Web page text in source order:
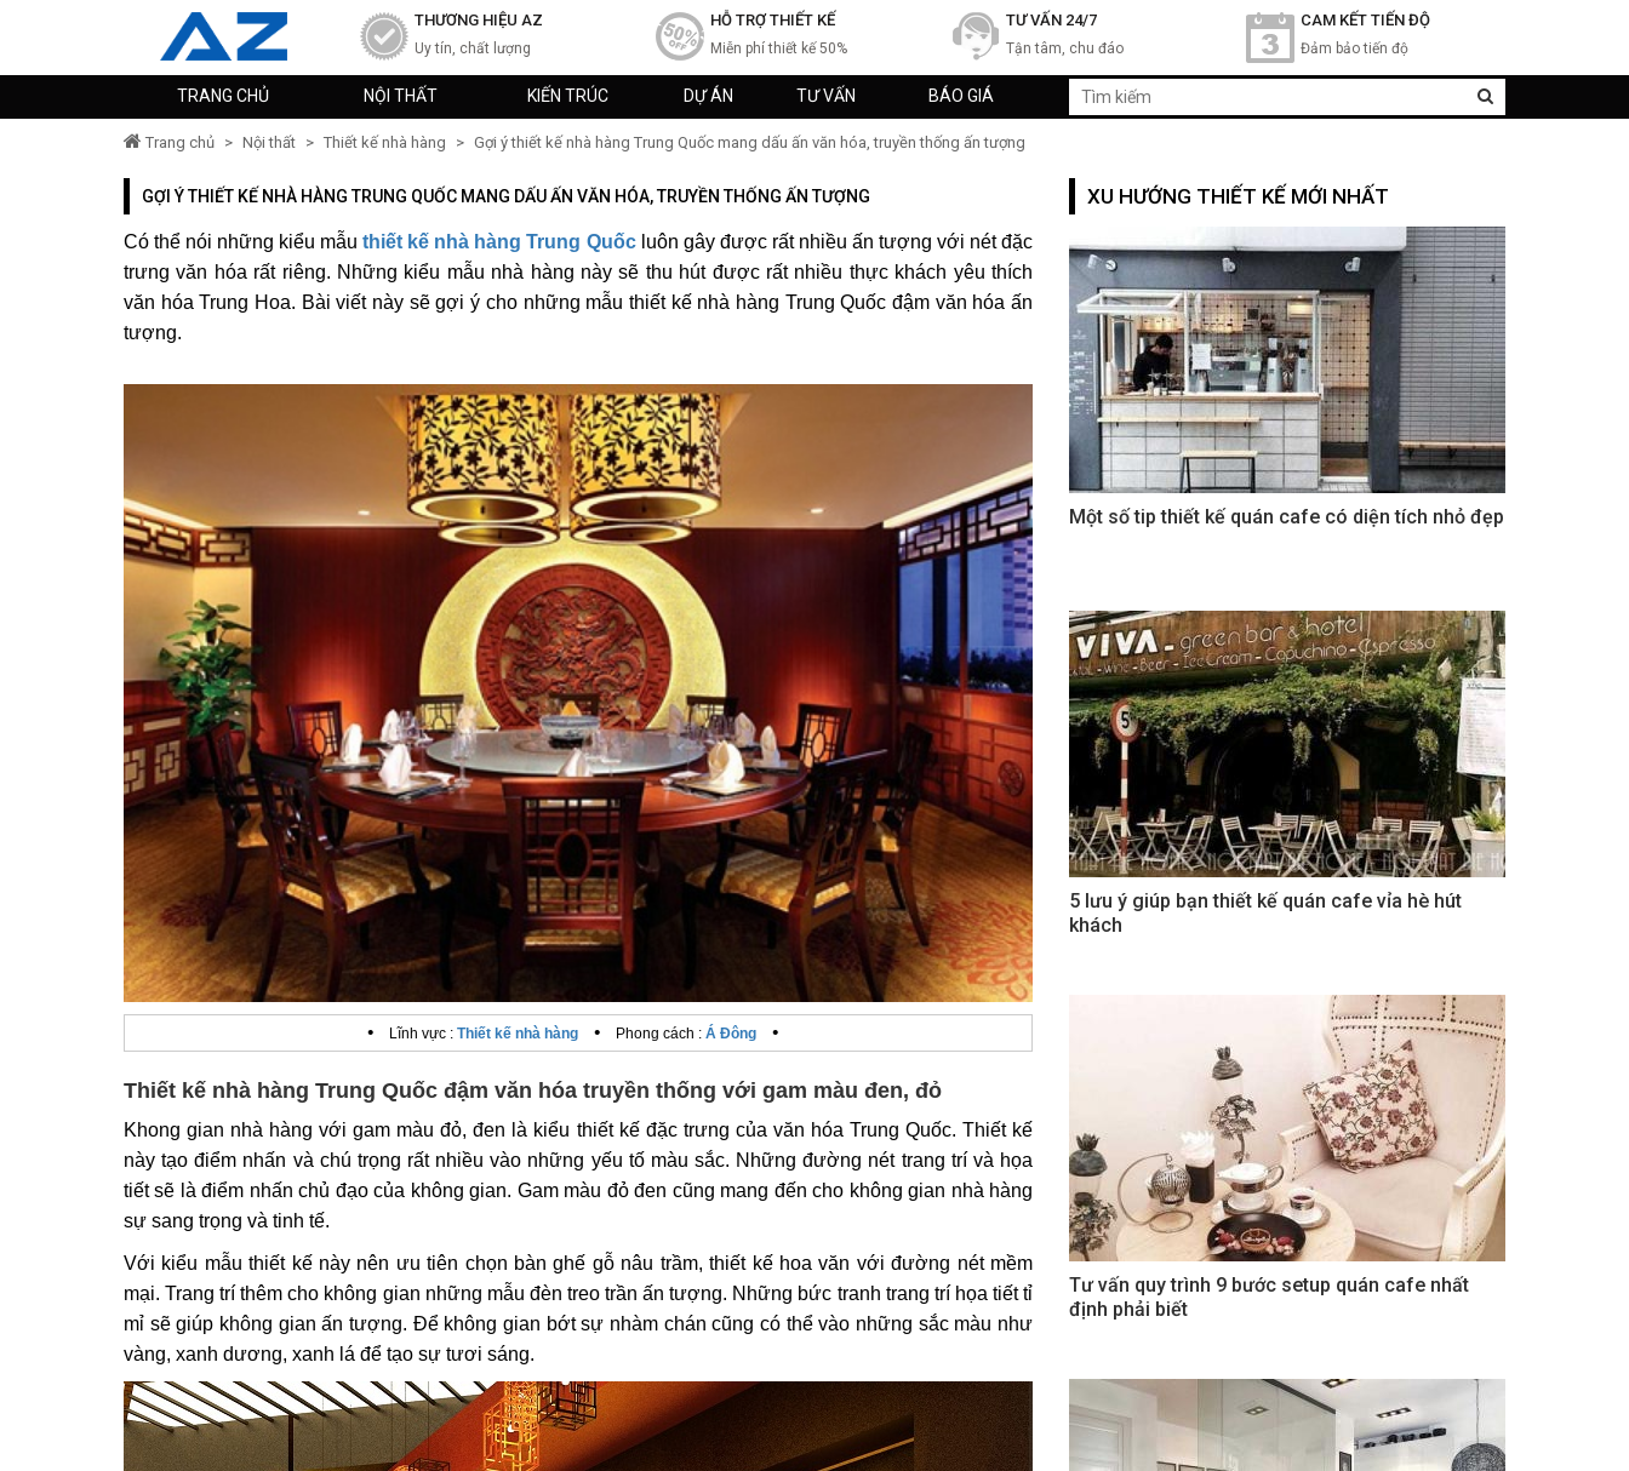
THƯƠNG HIỆU AZ
Uy tín, chất lượng
HỖ TRỢ THIẾT KẾ
Miễn phí thiết kế 50%
TƯ VẤN 24/7
Tận tâm, chu đáo
CAM KẾT TIẾN ĐỘ
Đảm bảo tiến độ
TRANG CHỦ NỘI THẤT KIẾN TRÚC DỰ ÁN TƯ VẤN BÁO GIÁ
Trang chủ > Nội thất > Thiết kế nhà hàng > Gợi ý thiết kế nhà hàng Trung Quốc mang dấu ấn văn hóa, truyền thống ấn tượng
GỢI Ý THIẾT KẾ NHÀ HÀNG TRUNG QUỐC MANG DẤU ẤN VĂN HÓA, TRUYỀN THỐNG ẤN TƯỢNG
Có thể nói những kiểu mẫuthiết kế nhà hàng Trung Quốc luôn gây được rất nhiều ấn tượng với nét đặc
trưng văn hóa rất riêng. Những kiểu mẫu nhà hàng này sẽ thu hút được rất nhiều thực khách yêu thích
văn hóa Trung Hoa. Bài viết này sẽ gợi ý cho những mẫu thiết kế nhà hàng Trung Quốc đậm văn hóa ấn
tượng.
• Lĩnh vực : Thiết kế nhà hàng • Phong cách : Á Đông •
Thiết kế nhà hàng Trung Quốc đậm văn hóa truyền thống với gam màu đen, đỏ
Khong gian nhà hàng với gam màu đỏ, đen là kiểu thiết kế đặc trưng của văn hóa Trung Quốc. Thiết kế
này tạo điểm nhấn và chú trọng rất nhiều vào những yếu tố màu sắc. Những đường nét trang trí và họa
tiết sẽ là điểm nhấn chủ đạo của không gian. Gam màu đỏ đen cũng mang đến cho không gian nhà hàng
sự sang trọng và tinh tế.
Với kiểu mẫu thiết kế này nên ưu tiên chọn bàn ghế gỗ nâu trầm, thiết kế hoa văn với đường nét mềm
mại. Trang trí thêm cho không gian những mẫu đèn treo trần ấn tượng. Những bức tranh trang trí họa tiết tỉ
mỉ sẽ giúp không gian ấn tượng. Để không gian bớt sự nhàm chán cũng có thể vào những sắc màu như
vàng, xanh dương, xanh lá để tạo sự tươi sáng.
XU HƯỚNG THIẾT KẾ MỚI NHẤT
Một số tip thiết kế quán cafe có diện tích nhỏ đẹp
5 lưu ý giúp bạn thiết kế quán cafe vỉa hè hút
khách
Tư vấn quy trình 9 bước setup quán cafe nhất
định phải biết